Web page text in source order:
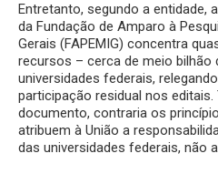
Entretanto, segundo a entidade,
da Fundação de Amparo à
Gerais (FAPEMIG) concentra
recursos – cerca de meio bilhão
universidades federais,
participação residual nos
documento, contraria os
atribuem à União a
das universidades federais, não